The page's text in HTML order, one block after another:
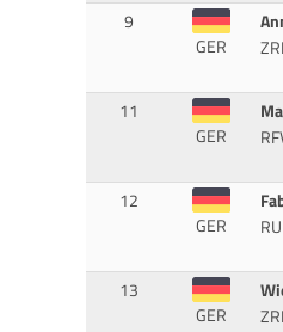
9
GER
11
GER
12
GER
13
GER